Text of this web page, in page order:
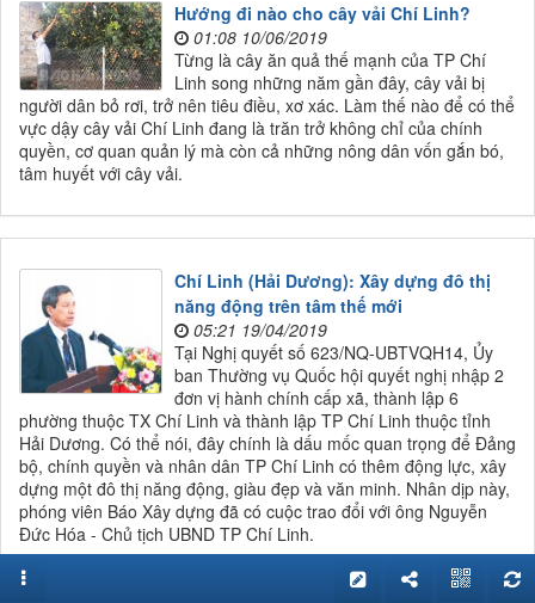
Hướng đi nào cho cây vải Chí Linh?
01:08 10/06/2019
Từng là cây ăn quả thế mạnh của TP Chí
Linh song những năm gần đây, cây vải bị
người dân bỏ rơi, trở nên tiêu điều, xơ xác. Làm thế nào để có thể
vực dậy cây vải Chí Linh đang là trăn trở không chỉ của chính
quyền, cơ quan quản lý mà còn cả những nông dân vốn gắn bó,
tâm huyết với cây vải.
Chí Linh (Hải Dương): Xây dựng đô thị
năng động trên tâm thế mới
05:21 19/04/2019
Tại Nghị quyết số 623/NQ-UBTVQH14, Ủy
ban Thường vụ Quốc hội quyết nghị nhập 2
đơn vị hành chính cấp xã, thành lập 6
phường thuộc TX Chí Linh và thành lập TP Chí Linh thuộc tỉnh
Hải Dương. Có thể nói, đây chính là dấu mốc quan trọng để Đảng
bộ, chính quyền và nhân dân TP Chí Linh có thêm động lực, xây
dựng một đô thị năng động, giàu đẹp và văn minh. Nhân dịp này,
phóng viên Báo Xây dựng đã có cuộc trao đổi với ông Nguyễn
Đức Hóa - Chủ tịch UBND TP Chí Linh.